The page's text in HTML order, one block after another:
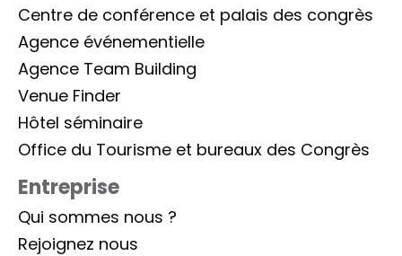
Centre de conférence et palais des congrès
Agence événementielle
Agence Team Building
Venue Finder
Hôtel séminaire
Office du Tourisme et bureaux des Congrès
Entreprise
Qui sommes nous ?
Rejoignez nous